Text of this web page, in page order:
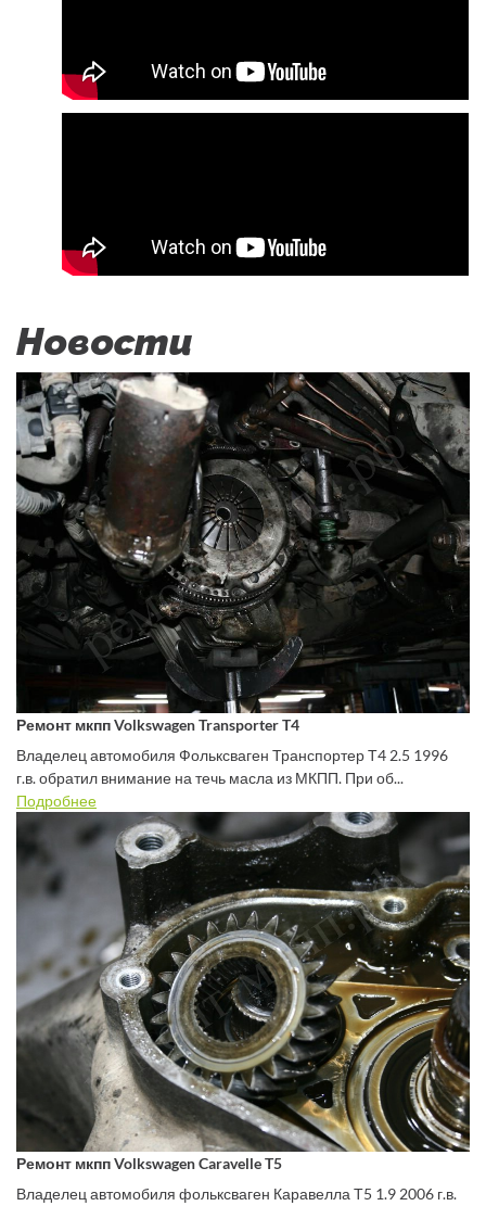
Новости
Ремонт мкпп Volkswagen Transporter T4
Владелец автомобиля Фольксваген Транспортер Т4 2.5 1996
г.в. обратил внимание на течь масла из МКПП. При об...
Подробнее
Ремонт мкпп Volkswagen Caravelle T5
Владелец автомобиля фольксваген Каравелла Т5 1.9 2006 г.в.